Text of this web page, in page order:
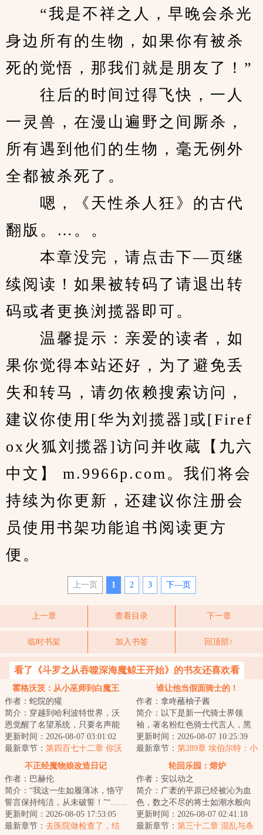
“我是不祥之人，早晚会杀光
身边所有的生物，如果你有被杀
死的觉悟，那我们就是朋友了！”
往后的时间过得飞快，一人
一灵兽，在漫山遍野之间厮杀，
所有遇到他们的生物，毫无例外
全都被杀死了。
嗯，《天性杀人狂》的古代
翻版。…。。
本章没完，请点击下—页继
续阅读！如果被转码了请退出转
码或者更换浏揽器即可。
温馨提示：亲爱的读者，如
果你觉得本站还好，为了避免丢
失和转马，请勿依赖搜索访问，
建议你使用[华为刘揽器]或[Firef
ox火狐刘揽器]访问并收蔵【九六
中文】 m.9966p.com。我们将会
持续为你更新，还建议你注册会
员使用书架功能追书阅读更方
便。
上一页 1 2 3 下—页
上一章 查看目录 下一章
临时书架 加入书签 回顶部↑
看了《斗罗之从吞噬深海魔鲸王开始》的书友还喜欢看
霍格沃茨：从小巫师到白魔王
作者：蛇院的獾
简介：穿越到哈利波特世界，沃
恩觉醒了名望系统，只要名声能
够广为传播，他就可以获得名望
点，给自己学会...
更新时间：2026-08-07 03:01:02
最新章节： 第四百七十二章 你沃
恩·韦斯莱也有今天！
谁让他当假面骑士的！
作者：拿咚蘸柚子酱
简介：以下是新一代骑士界领
袖，著名粉红色骑士代言人，黑
榜投票独断万古假面骑士帝骑先
生，于联邦最不受...
更新时间：2026-08-07 10:25:39
最新章节： 第289章 埃伯尔特：小
年，是时候向齐鲁巴斯展示我们
余家人的羁绊了！
不正经魔物娘改造日记
作者：巴赫伦
简介：“我这一生如履薄冰，恪守
誓言保持纯洁，从未破誓！”“……
你问她们是怎么回事？”“嗨！”“圣
骑...
更新时间：2026-08-05 17:53:05
最新章节： 去医院做检查了，结
轮回乐园：熔炉
作者：安以动之
简介：广袤的平原已经被沁为血
色，数之不尽的将士如潮水般向
徐岳涌去，却在临近时被一杆方
天画戟拍碎，化...
更新时间：2026-08-07 02:41:18
最新章节： 第三十二章 混乱与杀